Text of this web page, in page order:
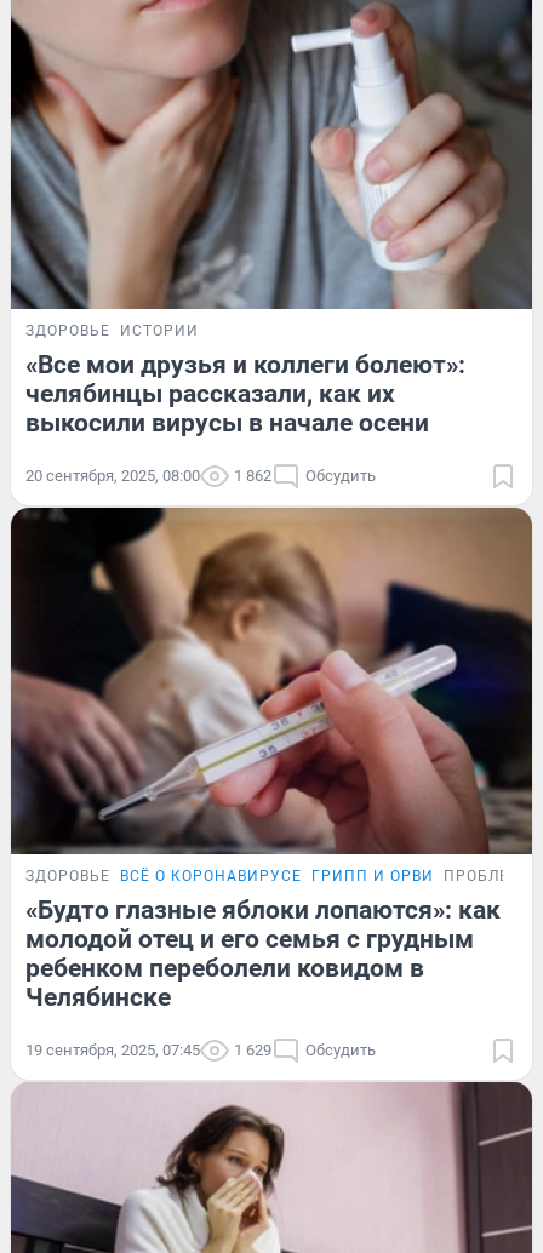
ЗДОРОВЬЕ ИСТОРИИ
«Все мои друзья и коллеги болеют»:
челябинцы рассказали, как их
выкосили вирусы в начале осени
20 сентября, 2025, 08:00 1 862 Обсудить
ЗДОРОВЬЕ ВСЁ О КОРОНАВИРУСЕ ГРИПП И ОРВИ ПРОБЛЕМА
«Будто глазные яблоки лопаются»: как
молодой отец и его семья с грудным
ребенком переболели ковидом в
Челябинске
19 сентября, 2025, 07:45 1 629 Обсудить